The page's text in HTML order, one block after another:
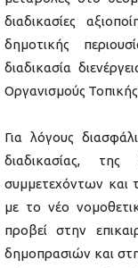
διαδικασίες
δημοτικής
διαδικασία
Οργανισμούς
Για λόγους
διαδικασίας, της
συμμετεχόντων και
με το νέο
προβεί στην
δημοπρασιών και